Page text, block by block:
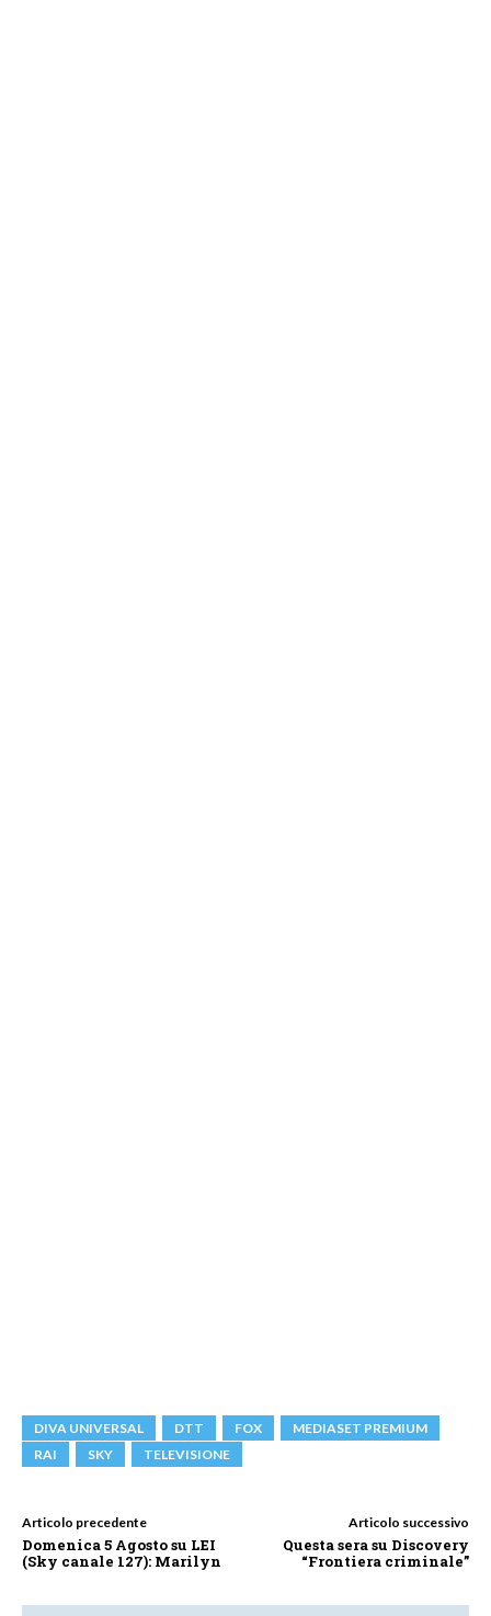
DIVA UNIVERSAL DTT FOX
MEDIASET PREMIUM
RAI
SKY TELEVISIONE
Articolo precedente
Domenica 5 Agosto su LEI
(Sky canale 127): Marilyn
Articolo successivo
Questa sera su Discovery
“Frontiera criminale”